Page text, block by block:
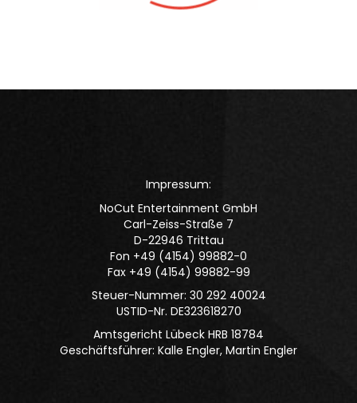
Impressum:
NoCut Entertainment GmbH
Carl-Zeiss-Straße 7
D-22946 Trittau
Fon +49 (4154) 99882-0
Fax +49 (4154) 99882-99
Steuer-Nummer: 30 292 40024
USTID-Nr. DE323618270
Amtsgericht Lübeck HRB 18784
Geschäftsführer: Kalle Engler, Martin Engler